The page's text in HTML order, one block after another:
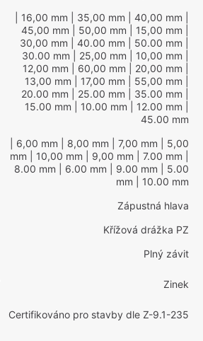
| 16,00 mm | 35,00 mm | 40,00 mm
45,00 mm | 50,00 mm | 15,00 mm
30,00 mm | 40.00 mm | 50.00 mm
30.00 mm | 25,00 mm | 10,00 mm
12,00 mm | 60,00 mm | 20,00 mm
13,00 mm | 17,00 mm | 55,00 mm
20.00 mm | 25.00 mm | 35.00 mm
15.00 mm | 10.00 mm | 12.00 mm
45.00 mm
| 6,00 mm | 8,00 mm | 7,00 mm | 5,00
mm | 10,00 mm | 9,00 mm | 7.00 mm
8.00 mm | 6.00 mm | 9.00 mm | 5.00
mm | 10.00 mm
Zápustná hlava
Křížová drážka PZ
Plný závit
Zinek
Certifikováno pro stavby dle Z-9.1-235